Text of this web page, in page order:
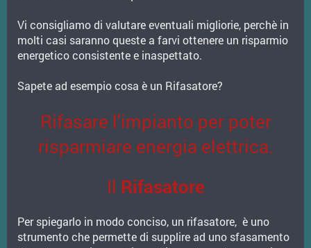
Vi consigliamo di valutare eventuali migliorie, perchè in
molti casi saranno queste a farvi ottenere un risparmio
energetico consistente e inaspettato.
Sapete ad esempio cosa è un Rifasatore?
Rifasare l'impianto per poter
risparmiare energia elettrica.
Il Rifasatore
Per spiegarlo in modo conciso, un rifasatore, è uno
strumento che permette di supplire ad uno sfasamento